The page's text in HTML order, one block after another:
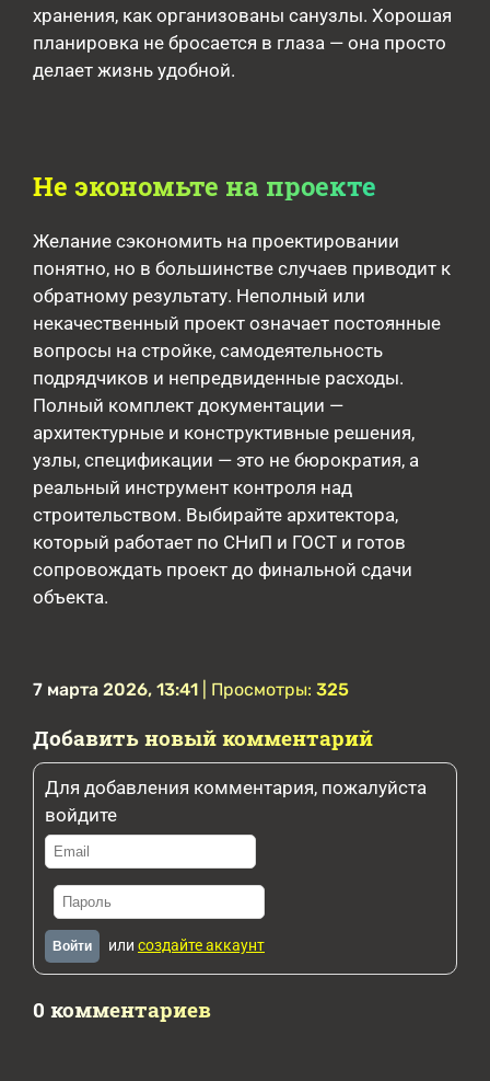
хранения, как организованы санузлы. Хорошая
планировка не бросается в глаза — она просто
делает жизнь удобной.
Не экономьте на проекте
Желание сэкономить на проектировании
понятно, но в большинстве случаев приводит к
обратному результату. Неполный или
некачественный проект означает постоянные
вопросы на стройке, самодеятельность
подрядчиков и непредвиденные расходы.
Полный комплект документации —
архитектурные и конструктивные решения,
узлы, спецификации — это не бюрократия, а
реальный инструмент контроля над
строительством. Выбирайте архитектора,
который работает по СНиП и ГОСТ и готов
сопровождать проект до финальной сдачи
объекта.
7 марта 2026, 13:41 | Просмотры: 325
Добавить новый комментарий
Для добавления комментария, пожалуйста
войдите
Войти или создайте аккаунт
0 комментариев